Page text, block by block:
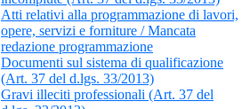
Atti relativi alla programmazione di lavori,
opere, servizi e forniture / Mancata
redazione programmazione
Documenti sul sistema di qualificazione
(Art. 37 del d.lgs. 33/2013)
Gravi illeciti professionali (Art. 37 del